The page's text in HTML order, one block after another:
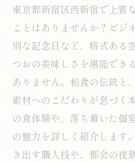
東京都新宿区西新宿で上質
ことはありませんか？ビジ
別な記念日など、格式ある
つおの美味しさを堪能でき
ありません。和食の伝統と
素材へのこだわりが息づく
の食体験や、落ち着いた個
の魅力を詳しく紹介します
き出す職人技や、都会の夜